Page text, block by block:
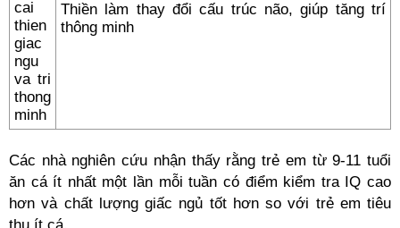
Thiền làm thay đổi cấu trúc não, giúp tăng trí
thông minh
Các nhà nghiên cứu nhận thấy rằng trẻ em từ 9-11 tuổi
ăn cá ít nhất một lần mỗi tuần có điểm kiểm tra IQ cao
hơn và chất lượng giấc ngủ tốt hơn so với trẻ em tiêu